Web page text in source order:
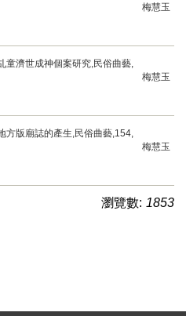
梅慧玉
童濟世成神個案研究,民俗曲藝,
梅慧玉
方版廟誌的產生,民俗曲藝,154,
梅慧玉
瀏覽數: 1853